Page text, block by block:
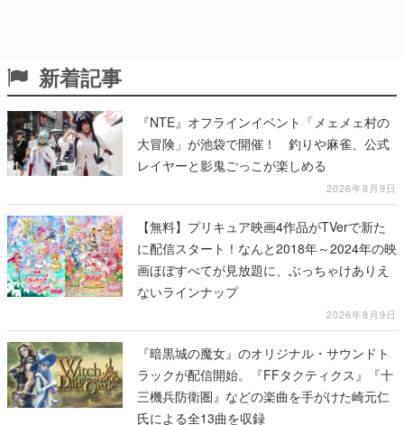
新着記事
『NTE』オフラインイベント「メェメェ村の
大冒険」が池袋で開催！ 釣りや麻雀、公式
レイヤーと影鬼ごっこが楽しめる
2026年8月9日
【無料】プリキュア映画4作品がTVerで新た
に配信スタート！なんと2018年～2024年の映
画ほぼすべてが見放題に、ぶっちゃけありえ
ないラインナップ
2026年8月9日
『暗黒城の魔女』のオリジナル・サウンドト
ラックが配信開始。『FFタクティクス』『十
三機兵防衛圏』などの楽曲を手がけた崎元仁
氏による全13曲を収録